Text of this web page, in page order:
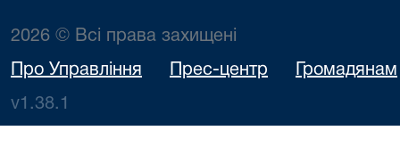
2026 © Всі права захищені
Про Управління Прес-центр Громадянам
v1.38.1